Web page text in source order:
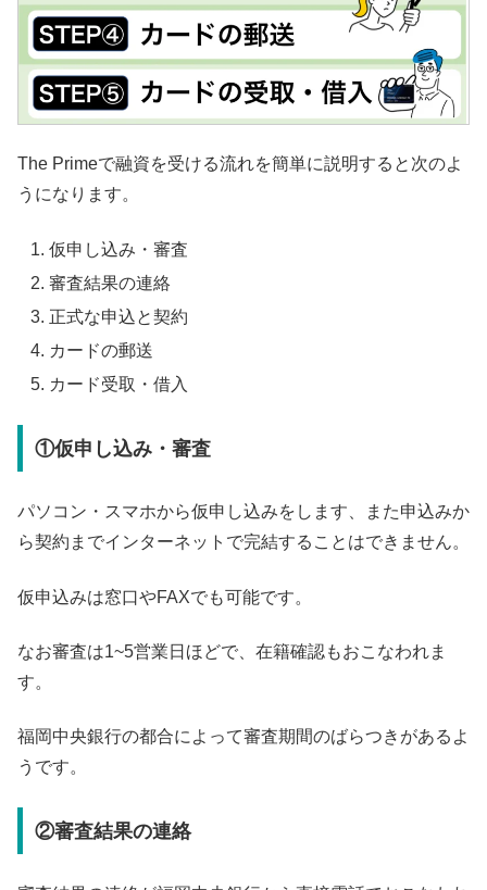
The Primeで融資を受ける流れを簡単に説明すると次のよ
うになります。
仮申し込み・審査
審査結果の連絡
正式な申込と契約
カードの郵送
カード受取・借入
①仮申し込み・審査
パソコン・スマホから仮申し込みをします、また申込みか
ら契約までインターネットで完結することはできません。
仮申込みは窓口やFAXでも可能です。
なお審査は1~5営業日ほどで、在籍確認もおこなわれま
す。
福岡中央銀行の都合によって審査期間のばらつきがあるよ
うです。
②審査結果の連絡